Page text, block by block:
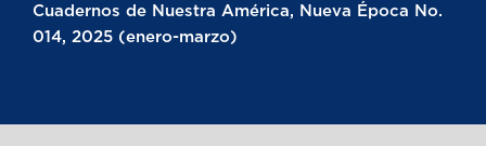
Cuadernos de Nuestra América, Nueva Época No.
014, 2025 (enero-marzo)